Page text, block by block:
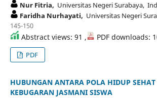
Nur Fitria, Universitas Negeri Surabaya,
Faridha Nurhayati, Universitas Negeri
145-150
Abstract views: 91 , PDF downloads:
PDF
HUBUNGAN ANTARA POLA HIDUP
KEBUGARAN JASMANI SISWA